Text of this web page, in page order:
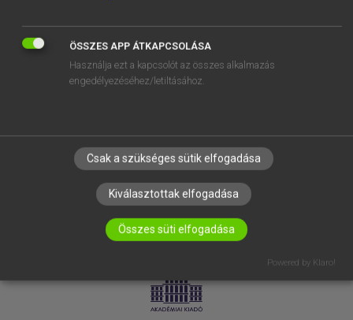
RÓLUNK
ELÉRHETŐSÉG
SÜTI BEÁLLÍTÁSOK
LICENCSZERZŐDÉS ADATVÉDELEM
ÖSSZES APP ÁTKAPCSOLÁSA
Használja ezt a kapcsolót az összes alkalmazás
engedélyezéséhez/letiltásához.
Csak a szükséges sütik elfogadása
Kiválasztottak elfogadása
Összes süti elfogadása
Powered by Klaro!